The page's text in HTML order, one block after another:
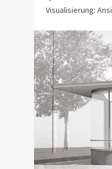
Visualisierung: